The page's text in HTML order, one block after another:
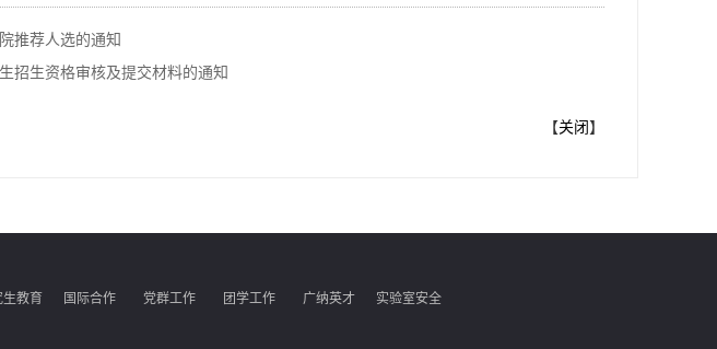
推荐人选的通知
招生资格审核及提交材料的通知
【关闭 】
生教育 国际合作 党群工作 团学工作 广纳英才 实验室安全